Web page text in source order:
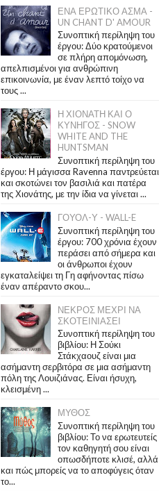
ΕΝΑ ΕΡΩΤΙΚΟ ΑΣΜΑ -
UN CHANT D' AMOUR
Συνοπτική περίληψη του
έργου: Δύο κρατούμενοι
σε πλήρη απομόνωση,
απελπισμένοι για ανθρώπινη
επικοινωνία, με έναν λεπτό τοίχο να
τους ...
Η ΧΙΟΝΑΤΗ ΚΑΙ Ο
ΚΥΝΗΓΟΣ - SNOW
WHITE AND THE
HUNTSMAN
Συνοπτική περίληψη του
έργου: Η μάγισσα Ravenna παντρεύεται
και σκοτώνει τον βασιλιά και πατέρα
της Χιονάτης, με την ίδια να γίνεται ...
ΓΟΥΟΛ-Υ - WALL-E
Συνοπτική περίληψη του
έργου: 700 χρόνια έχουν
περάσει από σήμερα και
οι άνθρωποι έχουν
εγκαταλείψει τη Γη αφήνοντας πίσω
έναν απέραντο σκου...
ΝΕΚΡΟΣ ΜΕΧΡΙ ΝΑ
ΣΚΟΤΕΙΝΙΑΣΕΙ
Συνοπτική περίληψη του
βιβλίου: Η Σούκι
Στάκχαουζ είναι μια
ασήμαντη σερβιτόρα σε μια ασήμαντη
πόλη της Λουιζιάνας. Είναι ήσυχη,
κλεισμένη ...
ΜΥΘΟΣ
Συνοπτική περίληψη του
βιβλίου: Το να ερωτευτείς
τον καθηγητή σου είναι
οπωσδήποτε κλισέ, αλλά
και πώς μπορείς να το αποφύγεις όταν
το...